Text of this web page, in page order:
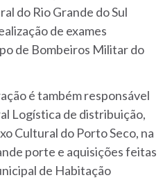
do Rio Grande do Sul
de exames
de Bombeiros Militar do
é também responsável
Logística de distribuição,
Cultural do Porto Seco, na
porte e aquisições feitas
de Habitação